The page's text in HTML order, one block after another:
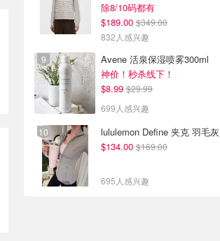
除8/10码都有
$189.00 $349.00
832人感兴趣
Avene 活泉保湿喷雾300ml
神价！秒杀线下！
$8.99 $29.99
699人感兴趣
lululemon Define 夹克 羽毛灰
$134.00 $169.00
695人感兴趣